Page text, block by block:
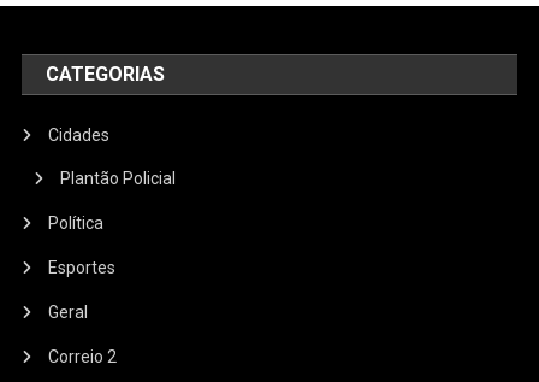
CATEGORIAS
Cidades
Plantão Policial
Política
Esportes
Geral
Correio 2